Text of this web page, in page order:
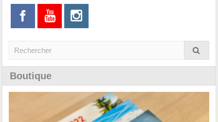
Boutique